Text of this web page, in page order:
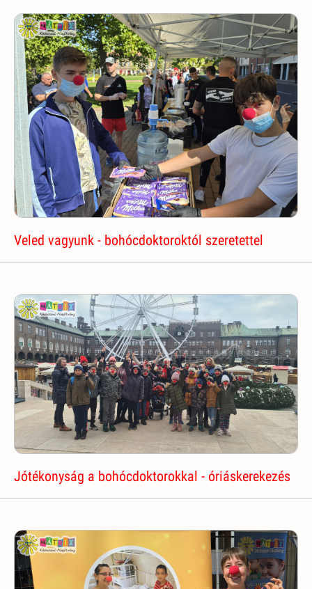
Veled vagyunk - bohócdoktoroktól szeretettel
Jótékonyság a bohócdoktorokkal - óriáskerekezés